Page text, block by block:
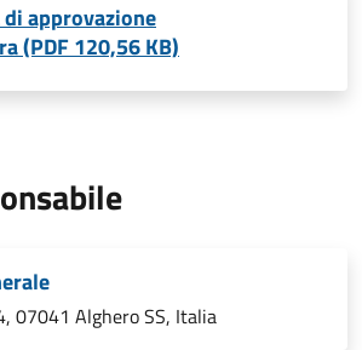
approvazione
(PDF 120,56 KB)
07041 Alghero SS, Italia